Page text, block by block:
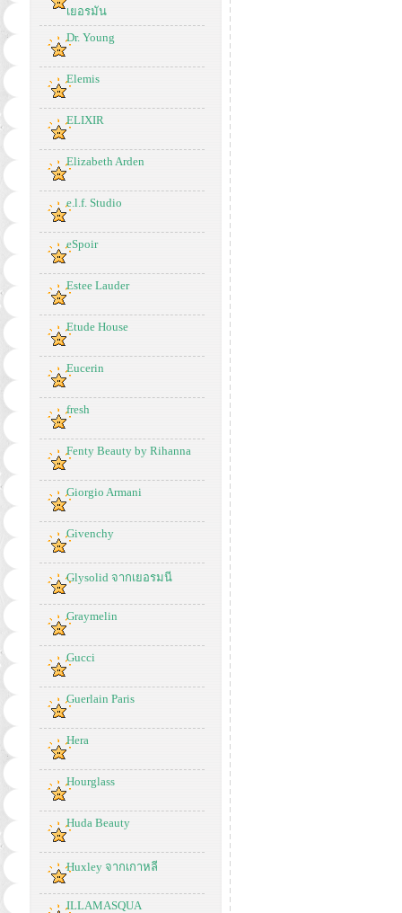
เยอรมัน
Dr. Young
Elemis
ELIXIR
Elizabeth Arden
e.l.f. Studio
eSpoir
Estee Lauder
Etude House
Eucerin
fresh
Fenty Beauty by Rihanna
Giorgio Armani
Givenchy
Glysolid จากเยอรมนี
Graymelin
Gucci
Guerlain Paris
Hera
Hourglass
Huda Beauty
Huxley จากเกาหลี
ILLAMASQUA